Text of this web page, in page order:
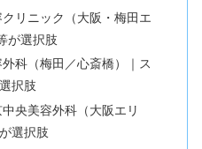
クリニック（大阪・梅田エ
が選択肢
外科（梅田／心斎橋）｜ス
択肢
央美容外科（大阪エリ
選択肢